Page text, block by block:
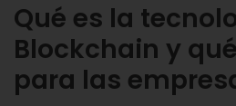
Qué es la
Blockchain y
para las